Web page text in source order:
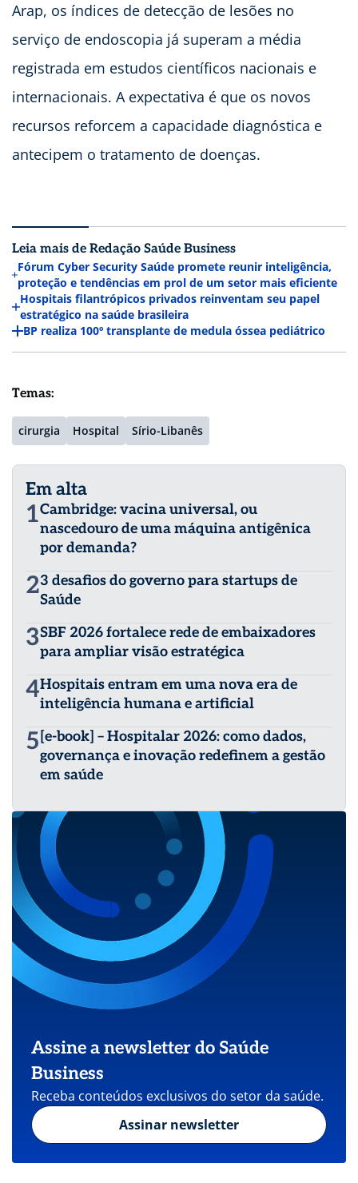
Arap, os índices de detecção de lesões no
serviço de endoscopia já superam a média
registrada em estudos científicos nacionais e
internacionais. A expectativa é que os novos
recursos reforcem a capacidade diagnóstica e
antecipem o tratamento de doenças.
Leia mais de Redação Saúde Business
Fórum Cyber Security Saúde promete reunir inteligência,
proteção e tendências em prol de um setor mais eficiente
Hospitais filantrópicos privados reinventam seu papel
estratégico na saúde brasileira
BP realiza 100º transplante de medula óssea pediátrico
Temas:
cirurgia Hospital Sírio-Libanês
Em alta
1Cambridge: vacina universal, ou
nascedouro de uma máquina antigênica
por demanda?
23 desafios do governo para startups de
Saúde
3SBF 2026 fortalece rede de embaixadores
para ampliar visão estratégica
4Hospitais entram em uma nova era de
inteligência humana e artificial
5 [e-book] – Hospitalar 2026: como dados,
governança e inovação redefinem a gestão
em saúde
Assine a newsletter do Saúde
Business
Receba conteúdos exclusivos do setor da saúde.
Assinar newsletter